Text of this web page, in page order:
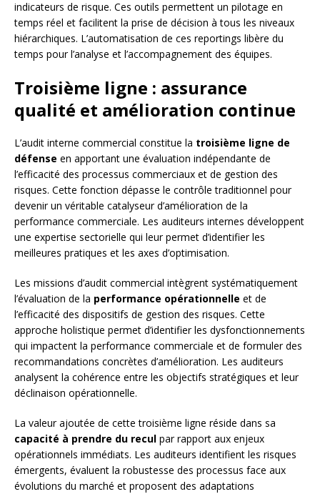
indicateurs de risque. Ces outils permettent un pilotage en
temps réel et facilitent la prise de décision à tous les niveaux
hiérarchiques. L’automatisation de ces reportings libère du
temps pour l’analyse et l’accompagnement des équipes.
Troisième ligne : assurance
qualité et amélioration continue
L’audit interne commercial constitue la troisième ligne de
défense en apportant une évaluation indépendante de
l’efficacité des processus commerciaux et de gestion des
risques. Cette fonction dépasse le contrôle traditionnel pour
devenir un véritable catalyseur d’amélioration de la
performance commerciale. Les auditeurs internes développent
une expertise sectorielle qui leur permet d’identifier les
meilleures pratiques et les axes d’optimisation.
Les missions d’audit commercial intègrent systématiquement
l’évaluation de la performance opérationnelle et de
l’efficacité des dispositifs de gestion des risques. Cette
approche holistique permet d’identifier les dysfonctionnements
qui impactent la performance commerciale et de formuler des
recommandations concrètes d’amélioration. Les auditeurs
analysent la cohérence entre les objectifs stratégiques et leur
déclinaison opérationnelle.
La valeur ajoutée de cette troisième ligne réside dans sa
capacité à prendre du recul par rapport aux enjeux
opérationnels immédiats. Les auditeurs identifient les risques
émergents, évaluent la robustesse des processus face aux
évolutions du marché et proposent des adaptations